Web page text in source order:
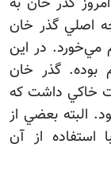
اصلي گذر خان
مي‌خورد. در اين
گذر خان
خاكي داشت كه
البته بعضي از
استفاده از آن